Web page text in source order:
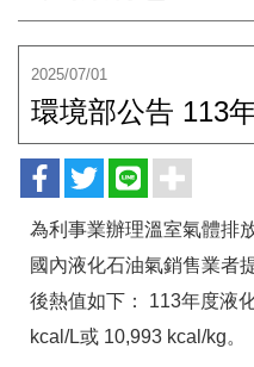
2025/07/01
環境部公告 113
為利事業辦理溫室氣體排
國內液化石油氣銷售業者
後熱值如下： 113年度液
kcal/L或 10,993 kcal/kg。